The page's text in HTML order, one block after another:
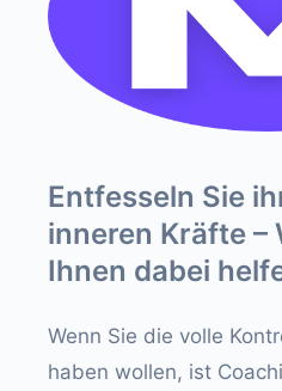
Entfesseln Sie
inneren Kräfte –
Ihnen dabei
Wenn Sie die volle
haben wollen, ist